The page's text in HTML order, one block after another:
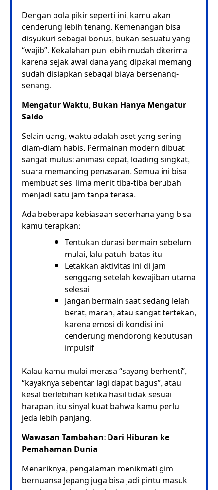
Dengan pola pikir seperti ini, kamu akan
cenderung lebih tenang. Kemenangan bisa
disyukuri sebagai bonus, bukan sesuatu yang
“wajib”. Kekalahan pun lebih mudah diterima
karena sejak awal dana yang dipakai memang
sudah disiapkan sebagai biaya bersenang-
senang.
Mengatur Waktu, Bukan Hanya Mengatur
Saldo
Selain uang, waktu adalah aset yang sering
diam-diam habis. Permainan modern dibuat
sangat mulus: animasi cepat, loading singkat,
suara memancing penasaran. Semua ini bisa
membuat sesi lima menit tiba-tiba berubah
menjadi satu jam tanpa terasa.
Ada beberapa kebiasaan sederhana yang bisa
kamu terapkan:
Tentukan durasi bermain sebelum
mulai, lalu patuhi batas itu
Letakkan aktivitas ini di jam
senggang setelah kewajiban utama
selesai
Jangan bermain saat sedang lelah
berat, marah, atau sangat tertekan,
karena emosi di kondisi ini
cenderung mendorong keputusan
impulsif
Kalau kamu mulai merasa “sayang berhenti”,
“kayaknya sebentar lagi dapat bagus”, atau
kesal berlebihan ketika hasil tidak sesuai
harapan, itu sinyal kuat bahwa kamu perlu
jeda lebih panjang.
Wawasan Tambahan: Dari Hiburan ke
Pemahaman Dunia
Menariknya, pengalaman menikmati gim
bernuansa Jepang juga bisa jadi pintu masuk